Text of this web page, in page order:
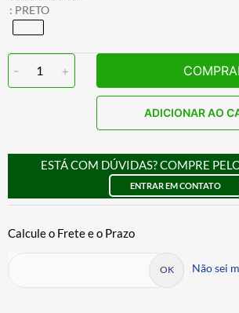
: PRETO
- 1 +
ADICIONAR AO
ESTÁ COM DÚVIDAS? COMPRE
ENTRAR EM CONTATO
Não sei